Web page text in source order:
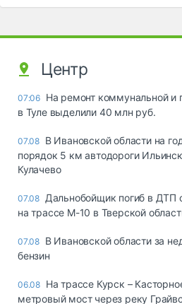
Центр
07:06 На ремонт коммунальной и
в Туле выделили 40 млн руб.
07.08 В Ивановской области на
порядок 5 км автодороги
Кулачево
07.08 Дальнобойщик погиб в ДТП
на трассе М-10 в Тверской
07.08 В Ивановской области за
бензин
06.08 На трассе Курск –
метровый мост через реку